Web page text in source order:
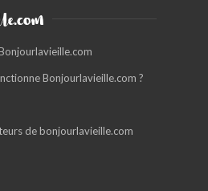
Bonjourlavieille.com ?
de bonjourlavieille.com